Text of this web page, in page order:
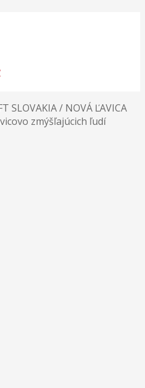
SLOVAKIA / NOVÁ ĽAVICA
zmýšľajúcich ľudí